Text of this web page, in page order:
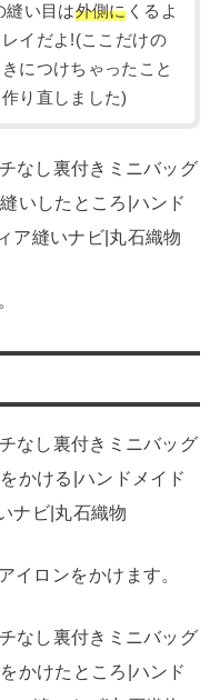
縫い目は外側にくるよ
イだよ!(ここだけの
につけちゃったこと
り直しました)
イロンをかけます。